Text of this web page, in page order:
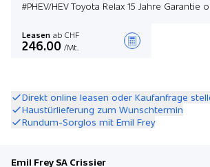
#PHEV/HEV Toyota Relax 15 Jahre
Leasen ab CHF
246.00 /Mt.
Direkt online leasen oder Kaufanfrage
Haustürlieferung zum Wunschtermin
Rundum-Sorglos mit Emil Frey
Emil Frey SA Crissier